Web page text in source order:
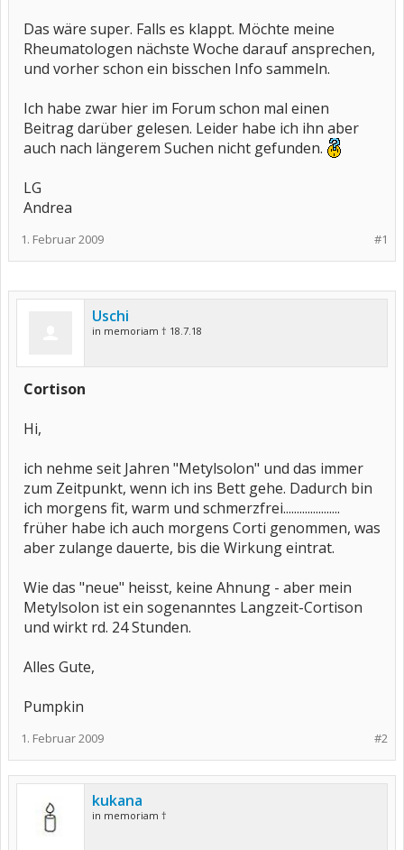
Das wäre super. Falls es klappt. Möchte meine
Rheumatologen nächste Woche darauf ansprechen,
und vorher schon ein bisschen Info sammeln.
Ich habe zwar hier im Forum schon mal einen
Beitrag darüber gelesen. Leider habe ich ihn aber
auch nach längerem Suchen nicht gefunden.
LG
Andrea
#1
1. Februar 2009
Uschi
in memoriam † 18.7.18
Cortison
Hi,
ich nehme seit Jahren "Metylsolon" und das immer
zum Zeitpunkt, wenn ich ins Bett gehe. Dadurch bin
ich morgens fit, warm und schmerzfrei.....................
früher habe ich auch morgens Corti genommen, was
aber zulange dauerte, bis die Wirkung eintrat.
Wie das "neue" heisst, keine Ahnung - aber mein
Metylsolon ist ein sogenanntes Langzeit-Cortison
und wirkt rd. 24 Stunden.
Alles Gute,
Pumpkin
#2
1. Februar 2009
kukana
in memoriam †